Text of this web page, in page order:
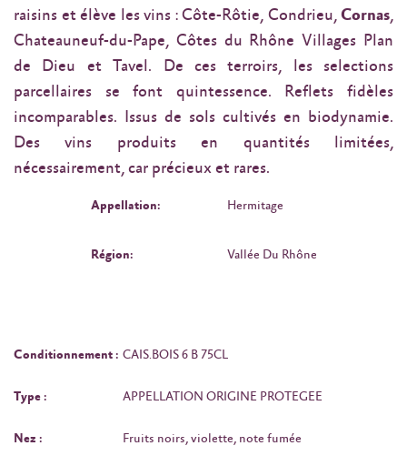
raisins et élève les vins : Côte-Rôtie, Condrieu, Cornas,
Chateauneuf-du-Pape, Côtes du Rhône Villages Plan
de Dieu et Tavel. De ces terroirs, les selections
parcellaires se font quintessence. Reflets fidèles
incomparables. Issus de sols cultivés en biodynamie.
Des vins produits en quantités limitées,
nécessairement, car précieux et rares.
Appellation: Hermitage
Région: Vallée Du Rhône
Conditionnement : CAIS.BOIS 6 B 75CL
Type : APPELLATION ORIGINE PROTEGEE
Nez : Fruits noirs, violette, note fumée